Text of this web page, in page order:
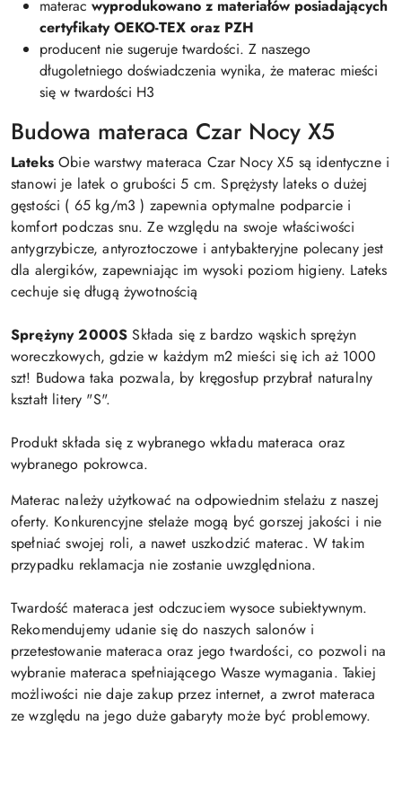
materac wyprodukowano z materiałów posiadających
certyfikaty OEKO-TEX oraz PZH
producent nie sugeruje twardości. Z naszego
długoletniego doświadczenia wynika, że materac mieści
się w twardości H3
Budowa materaca Czar Nocy X5
LateksObie warstwy materaca Czar Nocy X5 są identyczne i
stanowi je latek o grubości 5 cm. Sprężysty lateks o dużej
gęstości ( 65 kg/m3 ) zapewnia optymalne podparcie i
komfort podczas snu. Ze względu na swoje właściwości
antygrzybicze, antyroztoczowe i antybakteryjne polecany jest
dla alergików, zapewniając im wysoki poziom higieny. Lateks
cechuje się długą żywotnością
Sprężyny 2000S Składa się z bardzo wąskich sprężyn
woreczkowych, gdzie w każdym m2 mieści się ich aż 1000
szt! Budowa taka pozwala, by kręgosłup przybrał naturalny
kształt litery "S".
Produkt składa się z wybranego wkładu materaca oraz
wybranego pokrowca.
Materac należy użytkować na odpowiednim stelażu z naszej
oferty. Konkurencyjne stelaże mogą być gorszej jakości i nie
spełniać swojej roli, a nawet uszkodzić materac. W takim
przypadku reklamacja nie zostanie uwzględniona.
Twardość materaca jest odczuciem wysoce subiektywnym.
Rekomendujemy udanie się do naszych salonów i
przetestowanie materaca oraz jego twardości, co pozwoli na
wybranie materaca spełniającego Wasze wymagania. Takiej
możliwości nie daje zakup przez internet, a zwrot materaca
ze względu na jego duże gabaryty może być problemowy.